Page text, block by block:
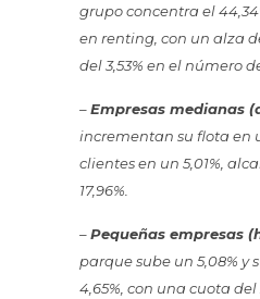
grupo concentra el
en renting, con un alza
del 3,53% en el número
–Empresas medianas
incrementan su flota en
clientes en un 5,01%,
17,96%.
–Pequeñas empresas
parque sube un 5,08% y
4,65%, con una cuota del